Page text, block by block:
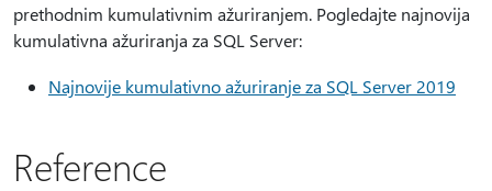
prethodnim kumulativnim ažuriranjem. Pogledajte najnovija
kumulativna ažuriranja za SQL Server:
Najnovije kumulativno ažuriranje za SQL Server 2019
Reference